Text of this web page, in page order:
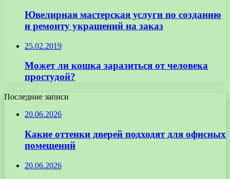
Ювелирная мастерская услуги по созданию
и ремонту украшений на заказ
25.02.2019
Может ли кошка заразиться от человека
простудой?
Последние записи
20.06.2026
Какие оттенки дверей подходят для офисных
помещений
20.06.2026